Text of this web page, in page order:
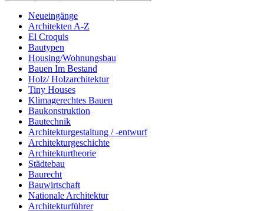
Neueingänge
Architekten A-Z
El Croquis
Bautypen
Housing/Wohnungsbau
Bauen Im Bestand
Holz/ Holzarchitektur
Tiny Houses
Klimagerechtes Bauen
Baukonstruktion
Bautechnik
Architekturgestaltung / -entwurf
Architekturgeschichte
Architekturtheorie
Städtebau
Baurecht
Bauwirtschaft
Nationale Architektur
Architekturführer